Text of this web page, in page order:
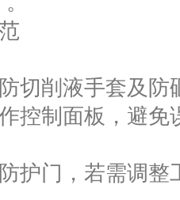
切削液手套及
控制面板，避免
护门，若需调整